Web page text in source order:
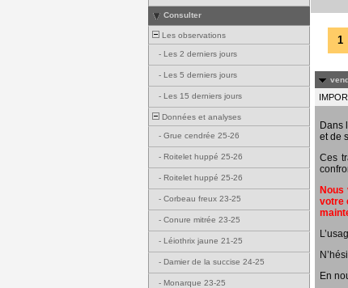
Consulter
Les observations
- Les 2 derniers jours
- Les 5 derniers jours
- Les 15 derniers jours
Données et analyses
- Grue cendrée 25-26
- Roitelet huppé 25-26
- Roitelet huppé 25-26
- Corbeau freux 23-25
- Conure mitrée 23-25
- Léiothrix jaune 21-25
- Damier de la succise 24-25
- Monarque 23-25
1
Dans
et de
Ces
Nous
votre
En